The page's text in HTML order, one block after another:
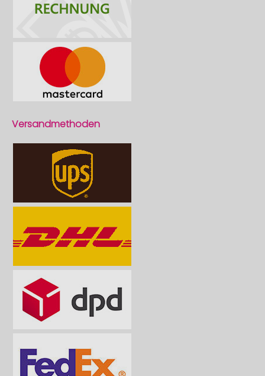
Versandmethoden